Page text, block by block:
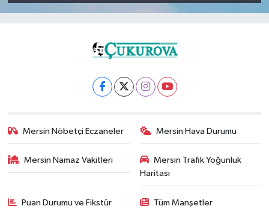
Mersin Nöbetçi Eczaneler Mersin Hava Durumu
Mersin Namaz Vakitleri
Mersin Trafik Yoğunluk
Haritası
Puan Durumu ve Fikstür Tüm Manşetler